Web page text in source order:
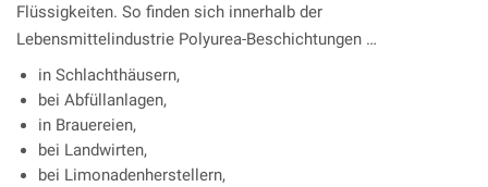
Flüssigkeiten. So finden sich innerhalb der
Lebensmittelindustrie Polyurea-Beschichtungen …
in Schlachthäusern,
bei Abfüllanlagen,
in Brauereien,
bei Landwirten,
bei Limonadenherstellern,